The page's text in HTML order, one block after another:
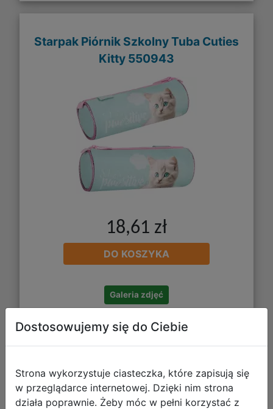
Starpak Piórnik Szkolny Tuba Cuties
Kitty 550943
18,61 zł
DO KOSZYKA
Galeria zdjęć
Dostosowujemy się do Ciebie
Strona wykorzystuje ciasteczka, które zapisują się
w przeglądarce internetowej. Dzięki nim strona
działa poprawnie. Żeby móc w pełni korzystać z